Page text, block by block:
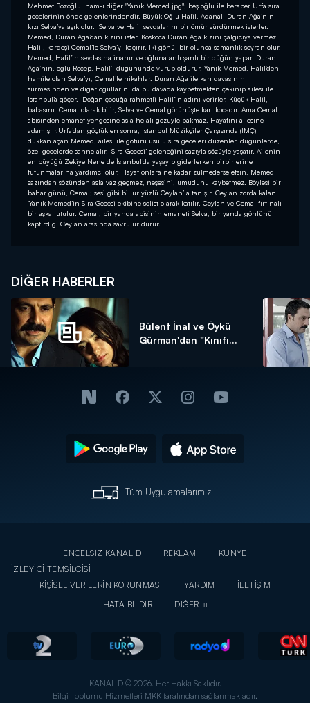
Mehmet Bozoğlu nam-ı diğer "Yanık Memed.jpg"; beş oğlu ile beraber Urfa sıra
gecelerinin önde gelenlerindendir. Büyük Oğlu Halil, Adanalı Duran Ağa’nın
kızı Selva’ya aşık olur. Selva ve Halil sevdalarını bir ömür sürdürmek isterler.
Memed, Duran Ağa’dan kızını ister. Koskoca Duran Ağa kızını çalgıcıya vermez.
Halil, kardeşi Cemal’le Selva’yı kaçırır. İki gönül bir olunca samanlık seyran olur.
Memed, Halil’in sevdasına inanır ve oğluna anlı şanlı bir düğün yapar. Duran
Ağa’nın, oğlu Recep, Halil’i düğününde vurup öldürür. Yanık Memed, Halil’den
hamile olan Selva’yı, Cemal’le nikahlar. Duran Ağa ile kan davasının
sürmesinden ve diğer oğullarını da bu davada kaybetmekten çekinip ailesi ile
İstanbul’a göçer. Doğan çocuğa rahmetli Halil’in adını verirler. Küçük Halil,
babasını Cemal olarak bilir, Selva ve Cemal görünüşte karı kocadır. Ama Cemal
abisinden emanet yengesine asla helali gözüyle bakmaz. Hayatını ailesine
adamıştır.Urfa’dan göçtükten sonra, İstanbul Müzikçiler Çarşısında (İMÇ)
dükkan açan Memed, ailesi ile götürü usulü sıra geceleri düzenler, düğünlerde,
özel gecelerde sahne alır, ‘Sıra Gecesi’ geleneğini sazıyla sözüyle yaşatır. Ailenin
en büyüğü Zekiye Nene de İstanbul’da yaşayıp giderlerken birbirlerine
tutunmalarına yardımcı olur. Hayat onlara ne kadar zulmederse etsin, Memed
sazından sözünden asla vaz geçmez, neşesini, umudunu kaybetmez. Böylesi bir
bahar günü, Cemal; sesi gibi billur yüzlü Ceylan’la tanışır. Ceylan zorda kalan
‘Yanık Memed’in Sıra Gecesi ekibine solist olarak katılır. Ceylan ve Cemal fırtınalı
bir aşka tutulur. Cemal; bir yanda abisinin emaneti Selva, bir yanda gönlünü
kaptırdığı Ceylan arasında savrulur durur.
DIĞER HABERLER
Bülent İnal ve Öykü
Gürman'dan "Kınıfı...
Tüm Uygulamalarımız
ENGELSİZ KANAL D REKLAM
KÜNYE
İZLEYİCİ TEMSİLCİSİ
KİŞİSEL VERİLERİN KORUNMASI
YARDIM
İLETİŞİM
HATA BİLDİR
DİĞER
KANAL D © 2026. Her Hakkı Saklıdır.
Bilgi Toplumu Hizmetleri MKK tarafından sağlanmaktadır.